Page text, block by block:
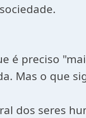
é preciso
Mas o que
dos seres